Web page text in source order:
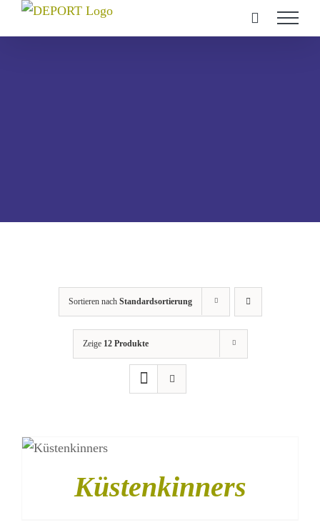
Zum
Sortieren nach Standardsortierung
Zeige 12 Produkte
SHOP
/
Küstenkinners